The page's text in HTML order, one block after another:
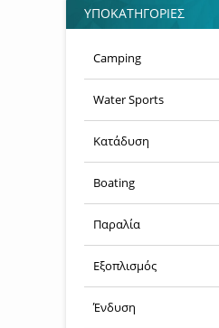
ΥΠΟΚΑΤΗΓΟΡΙΕΣ
Camping
Water Sports
Κατάδυση
Boating
Παραλία
Εξοπλισμός
Ένδυση